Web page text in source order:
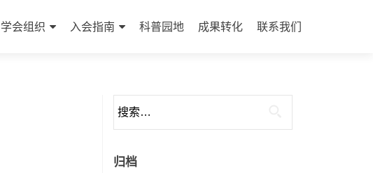
学会组织 入会指南 科普园地 成果转化 联系我们
归档